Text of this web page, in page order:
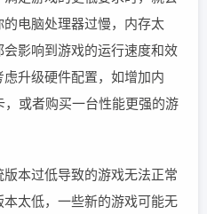
电脑处理器过慢，内存太
影响到游戏的运行速度和效
升级硬件配置，如增加内
或者购买一台性能更强的游
本过低导致的游戏无法正常
太低，一些新的游戏可能无